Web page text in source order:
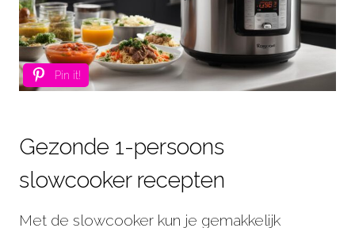
Pin it!
Gezonde 1-persoons
slowcooker recepten
Met de slowcooker kun je gemakkelijk